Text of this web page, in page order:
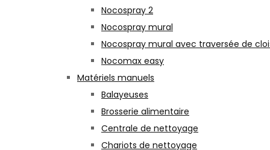
Nocospray 2
Nocospray mural
Nocospray mural avec traversée de
Nocomax easy
Matériels manuels
Balayeuses
Brosserie alimentaire
Centrale de nettoyage
Chariots de nettoyage